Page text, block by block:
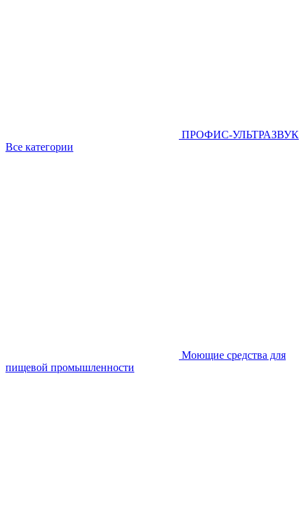
ПРОФИС-УЛЬТРАЗВУК
Все категории
Моющие средства для
пищевой промышленности